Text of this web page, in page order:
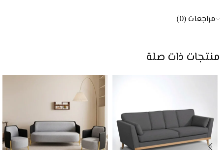
مراجعات (0)
منتجات ذات صلة